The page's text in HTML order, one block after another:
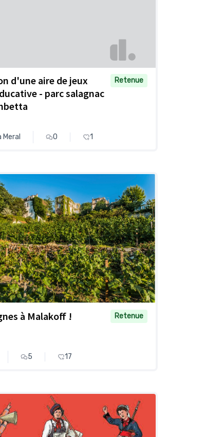
d'une aire de jeux
- parc salagnac
Retenue
Meral 0 1
à Malakoff ! Retenue
5 17